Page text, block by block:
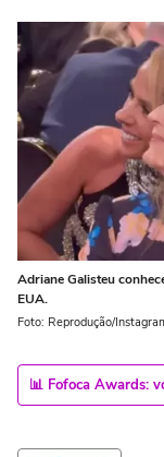
Adriane Galisteu
EUA.
Foto: Reprodução/
📊 Fofoca Awards: